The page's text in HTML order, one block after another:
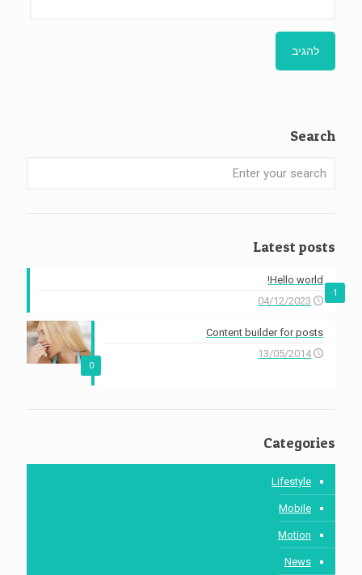
Search
your
Latest posts
1
Hello world!
04/12/2023
0
Content builder for posts
13/05/2014
Categories
Lifestyle
Mobile
Motion
News